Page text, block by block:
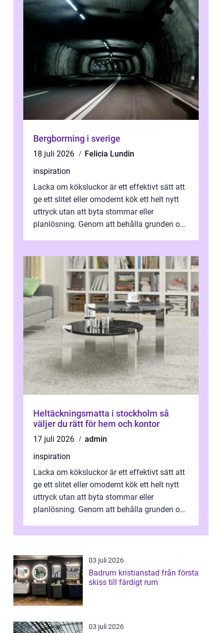
Bergborrning i sverige
18 juli 2026
Felicia Lundin
inspiration
Lacka om köksluckor är ett effektivt sätt att
ge ett slitet eller omodernt kök ett helt nytt
uttryck utan att byta stommar eller
planlösning. Genom att behålla grunden och
Heltäckningsmatta i stockholm så
väljer du rätt för hem och kontor
17 juli 2026
admin
inspiration
Lacka om köksluckor är ett effektivt sätt att
ge ett slitet eller omodernt kök ett helt nytt
uttryck utan att byta stommar eller
planlösning. Genom att behålla grunden och
03 juli 2026
Badrum kristianstad från första
skiss till färdigt rum
03 juli 2026